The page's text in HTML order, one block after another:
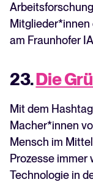
Mitglieder*innen
am Fraunhofer
23.Die
Mit dem
Macher*innen
Mensch im
Prozesse
Technologie in